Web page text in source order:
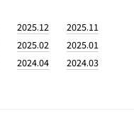
2025.12
2025.11
2025.02
2025.01
2024.04
2024.03